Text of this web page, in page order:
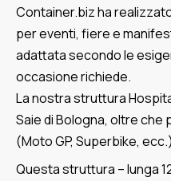
Container.biz ha
per eventi, fiere e
adattata secondo le
occasione richiede.
La nostra struttura
Saie di Bologna, oltre
(Moto GP, Superbike,
Questa struttura – lunga